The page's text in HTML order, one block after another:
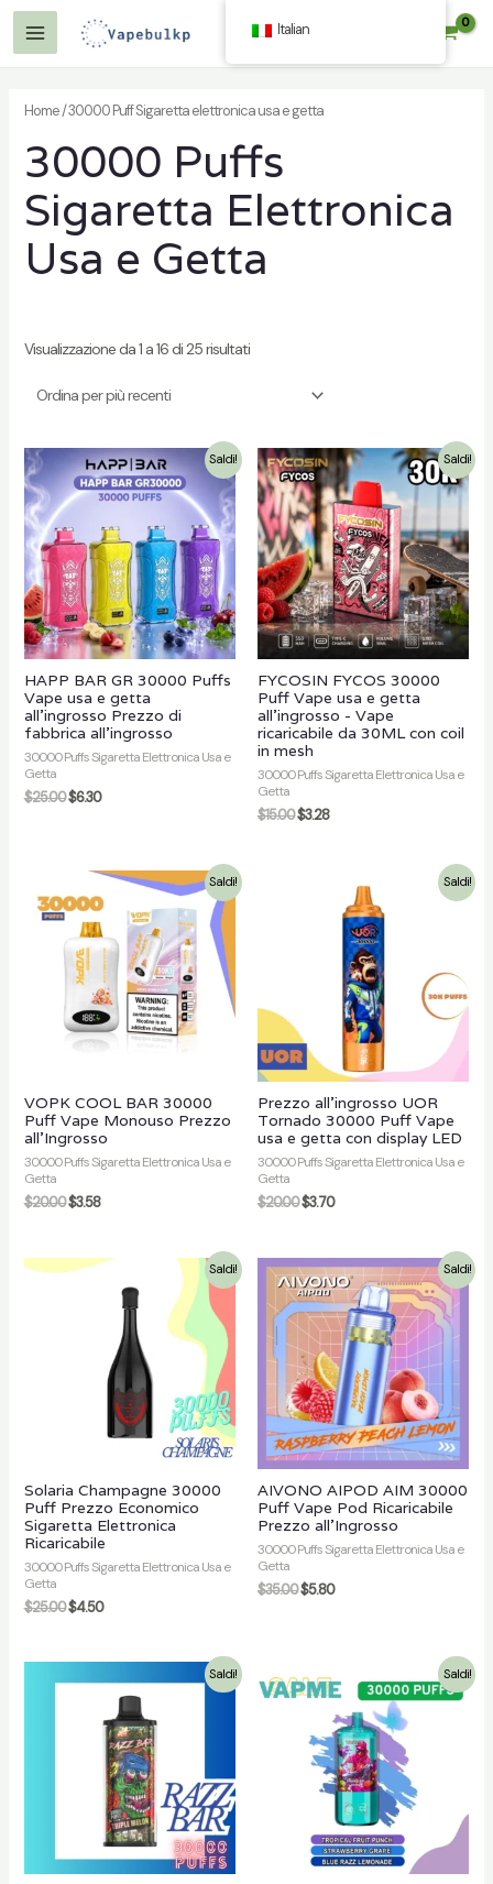
Vai
Menu
Home/ 30000 Puff Sigaretta elettronica usa e getta
30000 Puffs
Sigaretta Elettronica
Usa e Getta
Visualizzazione da 1 a 16 di 25 risultati
Saldi!
HAPP BAR GR 30000 Puffs
Vape usa e getta
all'ingrosso Prezzo di
fabbrica all'ingrosso
30000 Puffs Sigaretta Elettronica Usa e
Getta
$25.00$6.30
Saldi!
FYCOSIN FYCOS 30000
Puff Vape usa e getta
all'ingrosso - Vape
ricaricabile da 30ML con coil
in mesh
30000 Puffs Sigaretta Elettronica Usa e
Getta
$15.00$3.28
Saldi!
VOPK COOL BAR 30000
Puff Vape Monouso Prezzo
all'Ingrosso
30000 Puffs Sigaretta Elettronica Usa e
Getta
$20.00$3.58
Saldi!
Prezzo all'ingrosso UOR
Tornado 30000 Puff Vape
usa e getta con display LED
30000 Puffs Sigaretta Elettronica Usa e
Getta
$20.00$3.70
Saldi!
Solaria Champagne 30000
Puff Prezzo Economico
Sigaretta Elettronica
Ricaricabile
30000 Puffs Sigaretta Elettronica Usa e
Getta
$25.00$4.50
Saldi!
AIVONO AIPOD AIM 30000
Puff Vape Pod Ricaricabile
Prezzo all'Ingrosso
30000 Puffs Sigaretta Elettronica Usa e
Getta
$35.00$5.80
Saldi! Saldi!
Italian